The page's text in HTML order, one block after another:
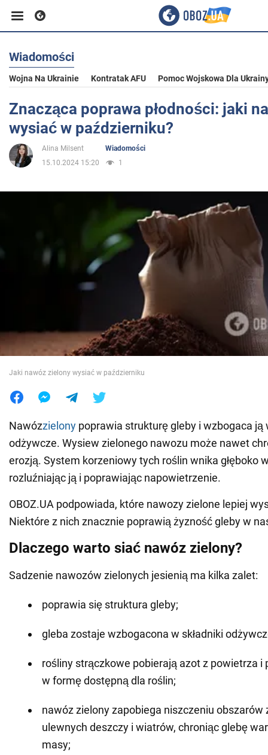
Biznes
Sport
Rozrywka
Świat
Jedzenie
Wiadomości
Wojna Na Ukrainie Kontratak AFU Pomoc Wojskowa Dla
Znacząca poprawa płodności: jaki
wysiać w październiku?
Alina Milsent
Wiadomości
15.10.2024 15:20
1
Jaki nawóz zielony wysiać w październiku
Nawózzielony poprawia strukturę gleby i wzbogaca ją
odżywcze. Wysiew zielonego nawozu może nawet
erozją. System korzeniowy tych roślin wnika głęboko
rozluźniając ją i poprawiając napowietrzenie.
OBOZ.UA podpowiada, które nawozy zielone lepiej
Niektóre z nich znacznie poprawią żyzność gleby w
Dlaczego warto siać nawóz zielony?
Sadzenie nawozów zielonych jesienią ma kilka zalet:
poprawia się struktura gleby;
gleba zostaje wzbogacona w składniki
rośliny strączkowe pobierają azot z powietrza i
w formę dostępną dla roślin;
nawóz zielony zapobiega niszczeniu obszarów
ulewnych deszczy i wiatrów, chroniąc glebę
masy;